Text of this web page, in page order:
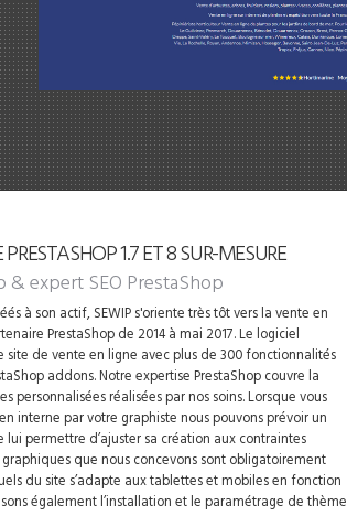
1.7 ET 8 SUR-MESURE
& expert SEO PrestaShop
à son actif, SEWIP s'oriente très tôt vers la vente en
PrestaShop de 2014 à mai 2017. Le logiciel
site de vente en ligne avec plus de 300 fonctionnalités
addons. Notre expertise PrestaShop couvre la
personnalisées réalisées par nos soins. Lorsque vous
interne par votre graphiste nous pouvons prévoir un
permettre d’ajuster sa création aux contraintes
que nous concevons sont obligatoirement
du site s’adapte aux tablettes et mobiles en fonction
également l’installation et le paramétrage de thème